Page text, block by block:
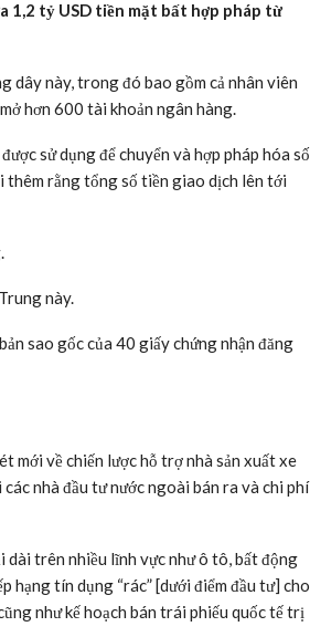
1,2 tỷ USD tiền mặt bất hợp pháp từ
dây này, trong đó bao gồm cả nhân viên
hơn 600 tài khoản ngân hàng.
sử dụng để chuyển và hợp pháp hóa số
thêm rằng tổng số tiền giao dịch lên tới
này.
sao gốc của 40 giấy chứng nhận đăng
mới về chiến lược hỗ trợ nhà sản xuất xe
nhà đầu tư nước ngoài bán ra và chi phí
trên nhiều lĩnh vực như ô tô, bất động
hạng tín dụng “rác” [dưới điểm đầu tư] cho
như kế hoạch bán trái phiếu quốc tế trị